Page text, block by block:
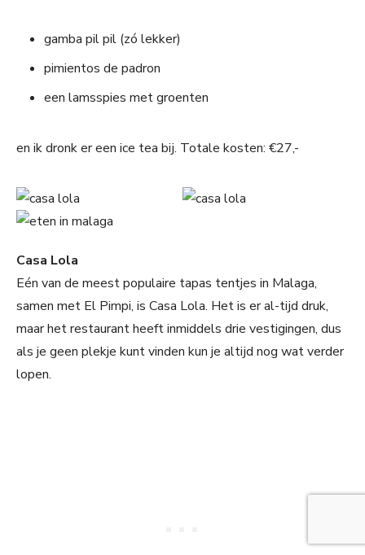
gamba pil pil (zó lekker)
pimientos de padron
een lamsspies met groenten
en ik dronk er een ice tea bij. Totale kosten: €27,-
Casa Lola
Eén van de meest populaire tapas tentjes in Malaga,
samen met El Pimpi, is Casa Lola. Het is er al-tijd druk,
maar het restaurant heeft inmiddels drie vestigingen, dus
als je geen plekje kunt vinden kun je altijd nog wat verder
lopen.